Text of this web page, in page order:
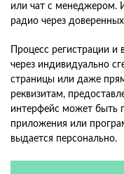
или чат с менеджером.
радио через
Процесс регистрации и
через индивидуально
страницы или даже
реквизитам,
интерфейс может быть
приложения или
выдается персонально.